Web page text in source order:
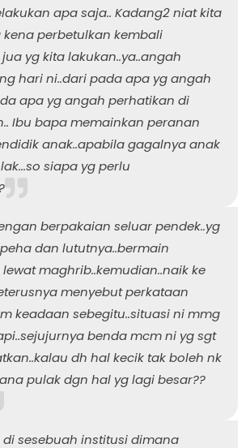
apa saja.. Kadang2 niat kita
kena perbetulkan kembali
yg kita lakukan..ya..angah
hari ni..dari pada apa yg angah
apa yg angah perhatikan di
Ibu bapa memainkan peranan
anak..apabila gagalnya anak
siapa yg perlu
berpakaian seluar pendek..yg
dan lututnya..bermain
maghrib..kemudian..naik ke
menyebut perkataan
keadaan sebegitu..situasi ni mmg
benda mcm ni yg sgt
dh hal kecik tak boleh nk
pulak dgn hal yg lagi besar??
di sesebuah institusi dimana